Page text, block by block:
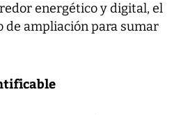
energético y digital, el
de ampliación para sumar